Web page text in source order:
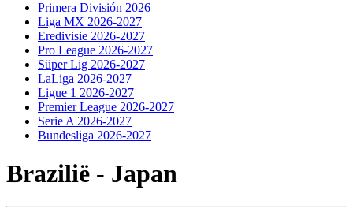
Primera División 2026
Liga MX 2026-2027
Eredivisie 2026-2027
Pro League 2026-2027
Süper Lig 2026-2027
LaLiga 2026-2027
Ligue 1 2026-2027
Premier League 2026-2027
Serie A 2026-2027
Bundesliga 2026-2027
Brazilië - Japan